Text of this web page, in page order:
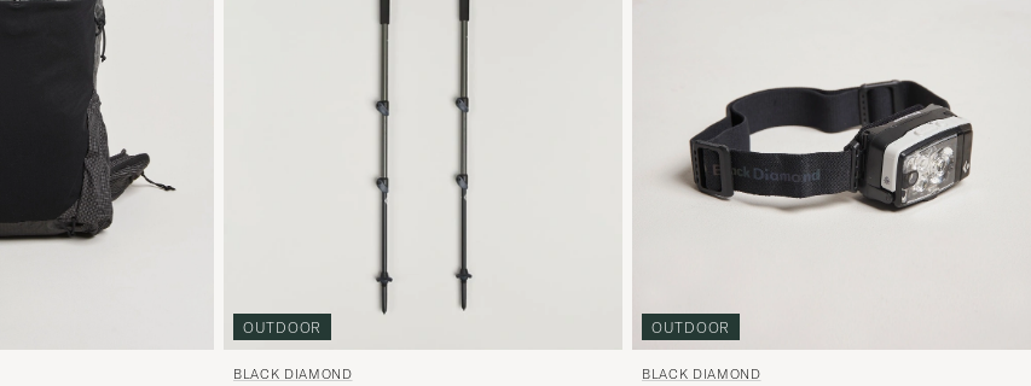
er
mere
OUTDOOR
BLACK DIAMOND
OUTDOOR
BLACK DIAMOND